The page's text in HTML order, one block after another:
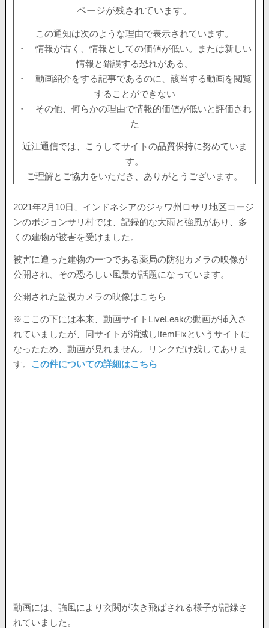
ページが残されています。
この通知は次のような理由で表示されています。
・ 情報が古く、情報としての価値が低い。または新しい
情報と錯誤する恐れがある。
・ 動画紹介をする記事であるのに、該当する動画を閲覧
することができない
・ その他、何らかの理由で情報的価値が低いと評価され
た
近江通信では、こうしてサイトの品質保持に努めていま
す。
ご理解とご協力をいただき、ありがとうございます。
2021年2月10日、インドネシアのジャワ州ロサリ地区コージ
ンのボジョンサリ村では、記録的な大雨と強風があり、多
くの建物が被害を受けました。
被害に遭った建物の一つである薬局の防犯カメラの映像が
公開され、その恐ろしい風景が話題になっています。
公開された監視カメラの映像はこちら
※ここの下には本来、動画サイトLiveLeakの動画が挿入さ
れていましたが、同サイトが消滅しItemFixというサイトに
なったため、動画が見れません。リンクだけ残してありま
す。 この件についての詳細はこちら
動画には、強風により玄関が吹き飛ばされる様子が記録さ
れていました。